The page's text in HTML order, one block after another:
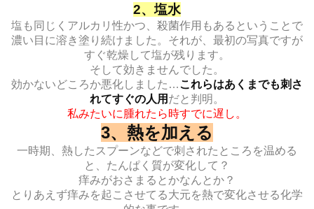
2、塩水
塩も同じくアルカリ性かつ、殺菌作用もあるということで
濃い目に溶き塗り続けました。それが、最初の写真ですが
すぐ乾燥して塩が残ります。
そして効きませんでした。
効かないどころか悪化しました… これらはあくまでも刺さ
れてすぐの人用 だと判明。
私みたいに腫れたら時すでに遅し。
3、熱を加える
一時期、熱したスプーンなどで刺されたところを温める
と、たんぱく質が変化して？
痒みがおさまるとかなんとか？
とりあえず痒みを起こさせてる大元を熱で変化させる化学